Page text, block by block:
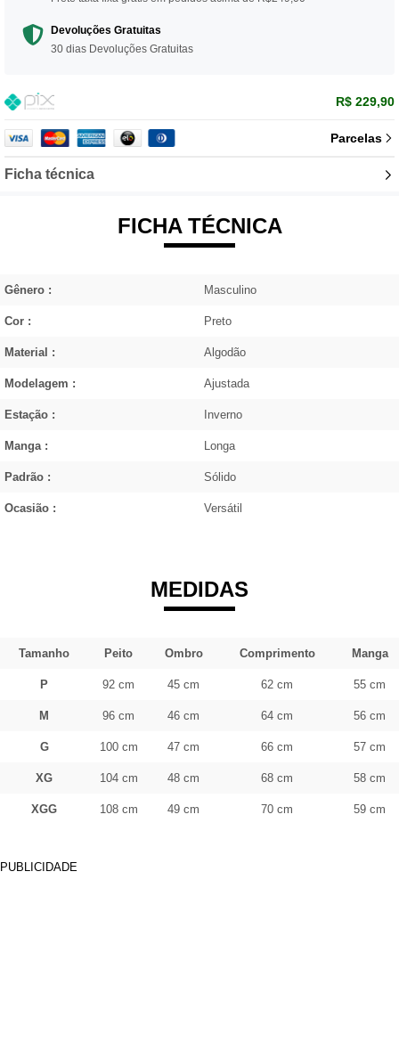
Devoluções Gratuitas
30 dias Devoluções Gratuitas
R$ 229,90
Parcelas
Ficha técnica
FICHA TÉCNICA
Gênero : Masculino
Cor : Preto
Material : Algodão
Modelagem : Ajustada
Estação : Inverno
Manga : Longa
Padrão : Sólido
Ocasião : Versátil
MEDIDAS
Tamanho Peito Ombro Comprimento Manga
P 92 cm 45 cm 62 cm 55 cm
M 96 cm 46 cm 64 cm 56 cm
G 100 cm 47 cm 66 cm 57 cm
XG 104 cm 48 cm 68 cm 58 cm
XGG 108 cm 49 cm 70 cm 59 cm
PUBLICIDADE